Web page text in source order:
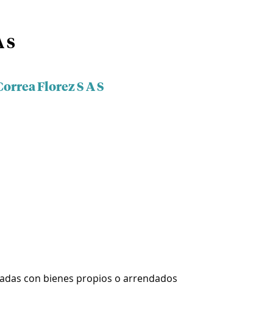
S
Florez S A S
con bienes propios o arrendados